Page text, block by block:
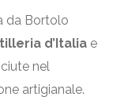
da Bortolo
d’Italia e
nel
artigianale.